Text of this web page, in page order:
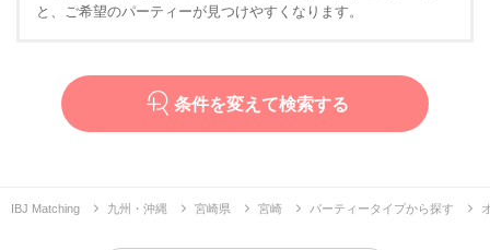
と、ご希望のパーティーが見つけやすくなります。
条件を変えて検索する
IBJ Matching 九州・沖縄 宮崎県 宮崎 パーティータイプから探す